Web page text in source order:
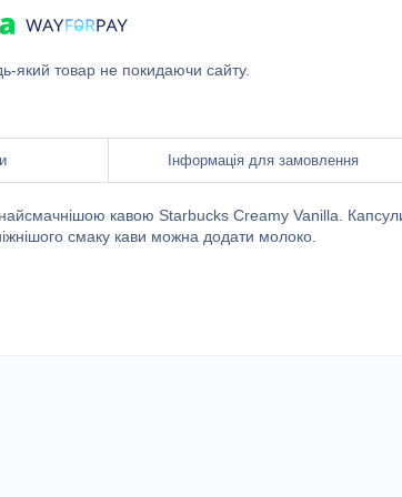
який товар не покидаючи сайту.
Інформація для замовлення
кавою Starbucks Creamy Vanilla.
смаку кави можна додати молоко.